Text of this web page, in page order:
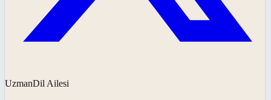
UzmanDil Ailesi